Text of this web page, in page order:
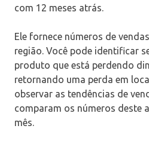
com 12 meses atrás.
Ele fornece números de
região. Você pode identificar
produto que está perdendo
retornando uma perda em
observar as tendências de
comparam os números deste
mês.